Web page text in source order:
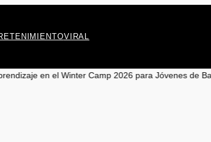
VIRAL
Camp 2026 para Jóvenes de Baquedano•